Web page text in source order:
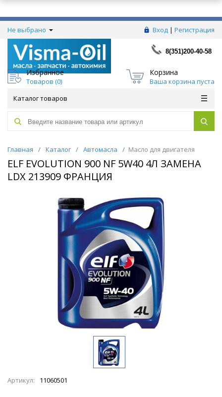
Не выбрано Вход | Регистрация
8(351)200-40-58
Избранное
Товаров (0)
Корзина
Ваша корзина пуста
Каталог товаров
Главная / Каталог / Автомасла / Масло для двигателя
ELF EVOLUTION 900 NF 5W40 4Л ЗАМЕНА
LDX 213909 ФРАНЦИЯ
Артикул: 11060501